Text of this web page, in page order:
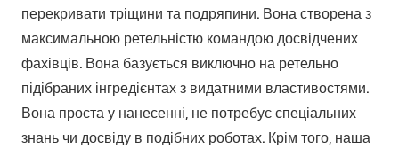
перекривати тріщини та подряпини. Вона створена з
максимальною ретельністю командою досвідчених
фахівців. Вона базується виключно на ретельно
підібраних інгредієнтах з видатними властивостями.
Вона проста у нанесенні, не потребує спеціальних
знань чи досвіду в подібних роботах. Крім того, наша